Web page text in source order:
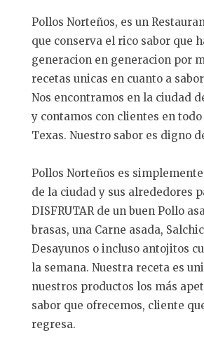
Pollos Norteños, es un
que conserva el rico sabor que
generacion en generacion por
recetas unicas en cuanto a
Nos encontramos en la ciudad
y contamos con clientes en todo
Texas. Nuestro sabor es digno
Pollos Norteños es
de la ciudad y sus alrededores
DISFRUTAR de un buen Pollo
brasas, una Carne asada,
Desayunos o incluso antojitos
la semana. Nuestra receta es
nuestros productos los más
sabor que ofrecemos, cliente
regresa.